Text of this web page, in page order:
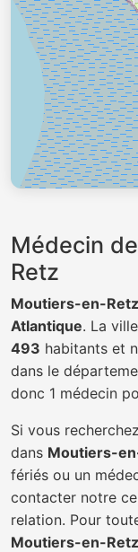
Médecin
Retz
Moutiers-en-Retz
Atlantique. La
493 habitants et
dans le
donc 1 médecin
Si vous
dans Moutiers-
fériés ou un
contacter notre
relation. Pour
Moutiers-en-Retz